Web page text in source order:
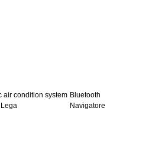
air condition system Bluetooth
Navigatore